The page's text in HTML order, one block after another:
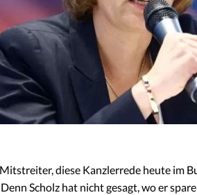
diese Kanzlerrede heute im
Scholz hat nicht gesagt, wo er